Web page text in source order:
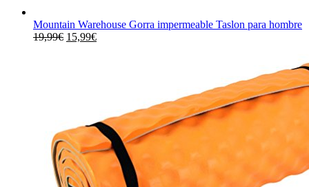
Mountain Warehouse Gorra impermeable Taslon para hombre
19,99€ El
15,99€El